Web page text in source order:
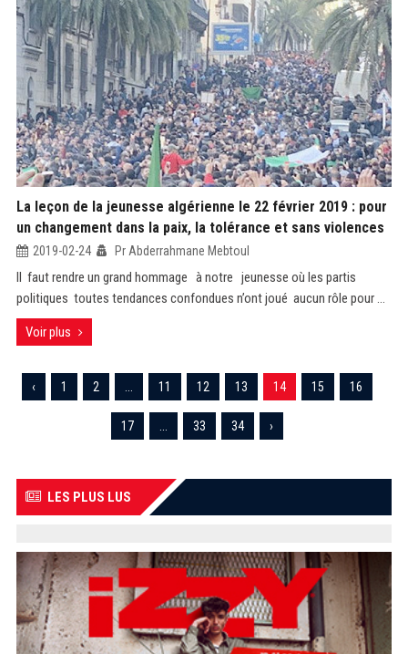
La leçon de la jeunesse algérienne le 22 février 2019 : pour
un changement dans la paix, la tolérance et sans violences
2019-02-24 Pr Abderrahmane Mebtoul
Il faut rendre un grand hommage à notre jeunesse où les partis
politiques toutes tendances confondues n’ont joué aucun rôle pour ...
Voir plus
‹ 1 2 11 12 13 14 15 16
17 33 34 ›
LES PLUS LUS